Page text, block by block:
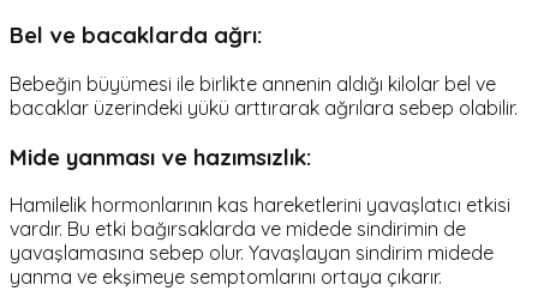
Bel ve bacaklarda ağrı:
Bebeğin büyümesi ile birlikte annenin aldığı kilolar bel ve
bacaklar üzerindeki yükü arttırarak ağrılara sebep olabilir.
Mide yanması ve hazımsızlık:
Hamilelik hormonlarının kas hareketlerini yavaşlatıcı etkisi
vardır. Bu etki bağırsaklarda ve midede sindirimin de
yavaşlamasına sebep olur. Yavaşlayan sindirim midede
yanma ve ekşimeye semptomlarını ortaya çıkarır.